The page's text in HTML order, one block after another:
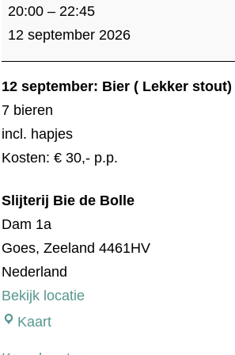
Bier
20:00 – 22:45
12 september 2026
12 september: Bier ( Lekker stout)
7 bieren
incl. hapjes
Kosten: € 30,- p.p.
Slijterij Bie de Bolle
Dam 1a
Goes, Zeeland 4461HV
Nederland
Bekijk locatie
KaartSlijterij